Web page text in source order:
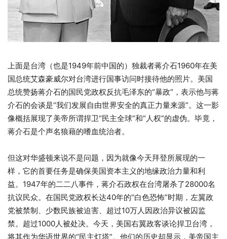
上面是台湾（也是1949年前中国的）独裁者蒋介石1960年在美
国总统艾森豪威尔对台湾进行国事访问时接待他的照片。美国
总统赞扬蒋介石的国民党政权反抗毛泽东的“暴政”，表示他与蒋
介石的会谈是“我们发展自由世界安全的真正力量来源”。这一影
像概括展现了美帝所谓捍卫“民主全球”和“人权”的虚伪。毕竟，
蒋介石是个声名狼藉的嗜血统治者。
但这对华盛顿来说不是问题，因为就像今天拜登所展现的一
样，它的首要任务是确保美国资本主义的地缘政治力量和利
益。1947年的二二八事件，蒋介石政权在台湾屠杀了28000名
抗议民众。在国民党政权长达40年的“白色恐怖”时期，左翼政
党被禁制、少数民族被迫害、超过10万人因政治异议被囚监
禁。超过1000人被处决。今天，美国右翼政客谈论捍卫台湾，
将其作为华语世界的“民主灯塔”。他们的历史却显示，美帝国主